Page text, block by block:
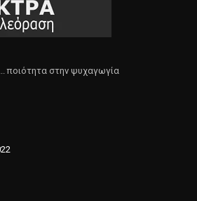
ποιότητα στην ψυχαγωγία